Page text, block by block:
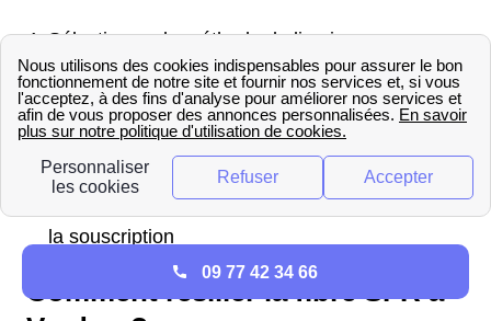
Sélectionner la méthode de livraison pour
récupérer les équipements
Créer son espace client en renseignant ses
informations personnelles et bancaires
Accepter les conditions générales pour finaliser
la souscription
Comment résilier la fibre SFR à
09 77 42 34 66